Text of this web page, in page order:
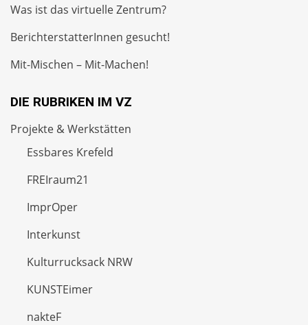
Was ist das virtuelle Zentrum?
BerichterstatterInnen gesucht!
Mit-Mischen – Mit-Machen!
DIE RUBRIKEN IM VZ
Projekte & Werkstätten
Essbares Krefeld
FREIraum21
ImprOper
Interkunst
Kulturrucksack NRW
KUNSTEimer
nakteF